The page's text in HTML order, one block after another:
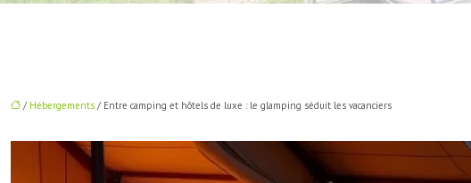
/ Hébergements / Entre camping et hôtels de luxe : le glamping séduit les vacanciers